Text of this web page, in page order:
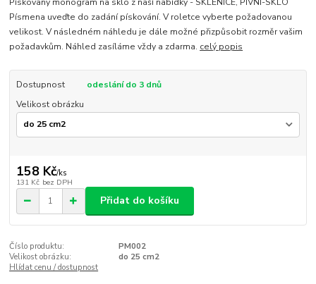
Písmena uveďte do zadání pískování. V roletce vyberte požadovanou
velikost. V následném náhledu je dále možné přizpůsobit rozměr vašim
požadavkům. Náhled zasíláme vždy a zdarma. celý popis
Dostupnost
odeslání do 3 dnů
Velikost obrázku
158 Kč/ks
131 Kč bez DPH
Přidat do košíku
Číslo produktu:
PM002
Velikost obrázku:
do 25 cm2
Hlídat cenu / dostupnost